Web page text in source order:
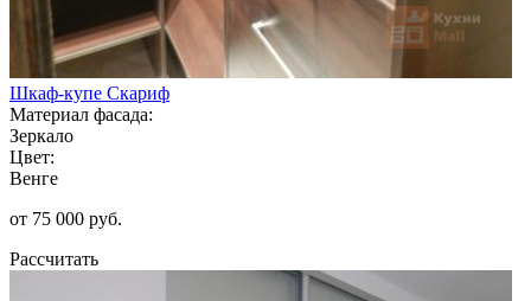
Шкаф-купе Скариф
Материал фасада:
Зеркало
Цвет:
Венге
от 75 000 руб.
Рассчитать